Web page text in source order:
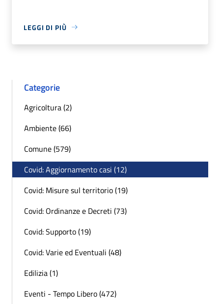
LEGGI DI PIÙ
Categorie
Agricoltura (2)
Ambiente (66)
Comune (579)
Covid: Aggiornamento casi (12)
Covid: Misure sul territorio (19)
Covid: Ordinanze e Decreti (73)
Covid: Supporto (19)
Covid: Varie ed Eventuali (48)
Edilizia (1)
Eventi - Tempo Libero (472)